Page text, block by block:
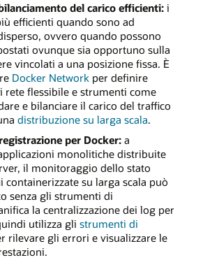
del carico efficienti:i
efficienti quando sono ad
ovvero quando possono
ovunque sia opportuno sulla
vincolati a una posizione fissa. È
Docker Networkper definire
rete flessibile e strumenti come
e bilanciare il carico del traffico
distribuzione su larga scala.
per Docker:a
monolitiche distribuite
il monitoraggio dello stato
containerizzate su larga scala può
senza gli strumenti di
la centralizzazione dei log per
utilizza gli strumenti di
rilevare gli errori e visualizzare le